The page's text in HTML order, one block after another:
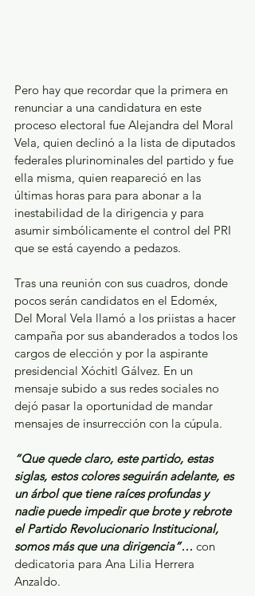
Pero hay que recordar que la primera en
renunciar a una candidatura en este
proceso electoral fue Alejandra del Moral
Vela, quien declinó a la lista de diputados
federales plurinominales del partido y fue
ella misma, quien reapareció en las
últimas horas para para abonar a la
inestabilidad de la dirigencia y para
asumir simbólicamente el control del PRI
que se está cayendo a pedazos.
Tras una reunión con sus cuadros, donde
pocos serán candidatos en el Edoméx,
Del Moral Vela llamó a los priistas a hacer
campaña por sus abanderados a todos los
cargos de elección y por la aspirante
presidencial Xóchitl Gálvez. En un
mensaje subido a sus redes sociales no
dejó pasar la oportunidad de mandar
mensajes de insurrección con la cúpula.
“Que quede claro, este partido, estas
siglas, estos colores seguirán adelante, es
un árbol que tiene raíces profundas y
nadie puede impedir que brote y rebrote
el Partido Revolucionario Institucional,
somos más que una dirigencia”… con
dedicatoria para Ana Lilia Herrera
Anzaldo.